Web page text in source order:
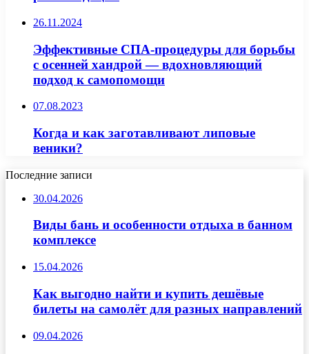
26.11.2024
Эффективные СПА-процедуры для борьбы
с осенней хандрой — вдохновляющий
подход к самопомощи
07.08.2023
Когда и как заготавливают липовые
веники?
Последние записи
30.04.2026
Виды бань и особенности отдыха в банном
комплексе
15.04.2026
Как выгодно найти и купить дешёвые
билеты на самолёт для разных направлений
09.04.2026